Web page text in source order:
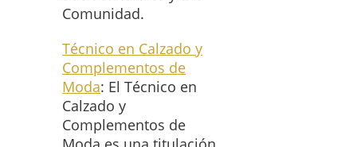
Comunidad.
Técnico en Calzado y
Complementos de
Moda: El Técnico en
Calzado y
Complementos de